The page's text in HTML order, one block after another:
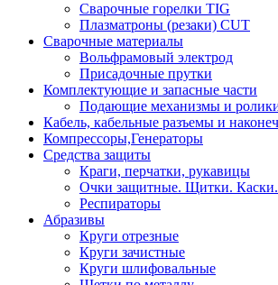
Сварочные горелки TIG
Плазматроны (резаки) CUT
Сварочные материалы
Вольфрамовый электрод
Присадочные прутки
Комплектующие и запасные части
Подающие механизмы и
Кабель, кабельные разъемы и
Компрессоры,Генераторы
Средства защиты
Краги, перчатки, рукавицы
Очки защитные. Щитки.
Респираторы
Абразивы
Круги отрезные
Круги зачистные
Круги шлифовальные